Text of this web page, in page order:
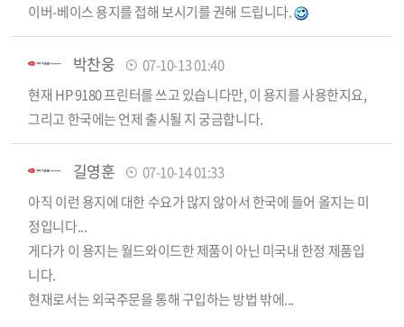
이버-베이스 용지를 접해 보시기를 권해 드립니다.
박찬웅
07-10-13 01:40
현재 HP 9180 프린터를 쓰고 있습니다만, 이 용지를 사용한지요,
그리고 한국에는 언제 출시될 지 궁금합니다.
길영훈
07-10-14 01:33
아직 이런 용지에 대한 수요가 많지 않아서 한국에 들어 올지는 미
정입니다...
게다가 이 용지는 월드와이드한 제품이 아닌 미국내 한정 제품입
니다.
현재로서는 외국주문을 통해 구입하는 방법 밖에...